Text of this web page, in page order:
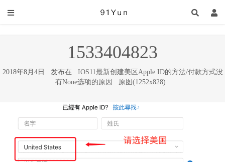
1533404823
2018年8月4日 发布在 IOS11最新创建美区Apple ID的方法/付款方式没
有None选项的原因
原图(1252x828)